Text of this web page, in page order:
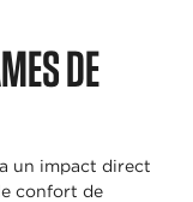
DE
un impact direct
confort de